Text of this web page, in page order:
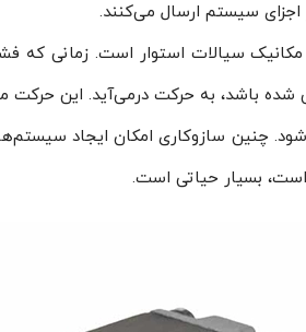
اجزای سیستم ارسال می‌کنند.
مکانیک سیالات استوار است. زمانی
شده باشد، به حرکت درمی‌آید. این
چنین سازوکاری امکان ایجاد
بسیار حیاتی است.